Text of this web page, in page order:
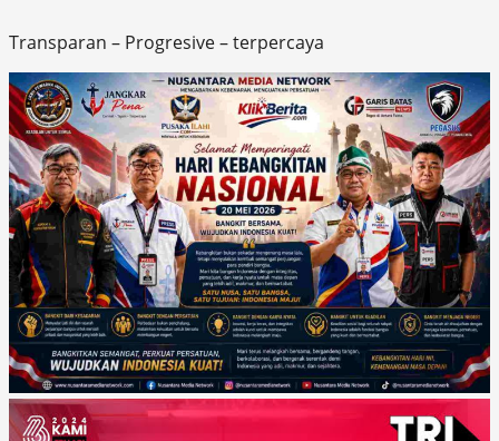
Transparan – Progresive – terpercaya